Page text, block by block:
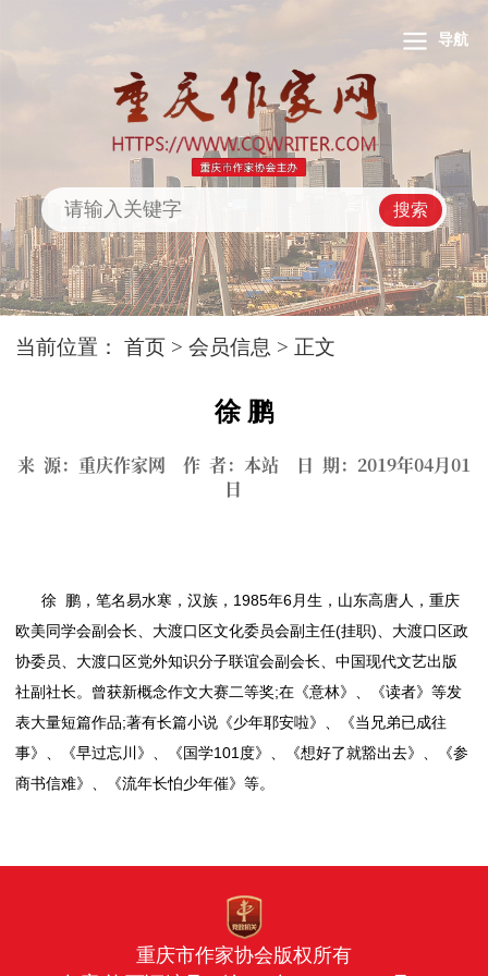
导航
搜索
当前位置：首页 >会员信息 > 正文
徐 鹏
来 源：重庆作家网 作 者：本站 日 期：2019年04月01
日
徐 鹏，笔名易水寒，汉族，1985年6月生，山东高唐人，重庆
欧美同学会副会长、大渡口区文化委员会副主任(挂职)、大渡口区政
协委员、大渡口区党外知识分子联谊会副会长、中国现代文艺出版
社副社长。曾获新概念作文大赛二等奖;在《意林》、《读者》等发
表大量短篇作品;著有长篇小说《少年耶安啦》、《当兄弟已成往
事》、《早过忘川》、《国学101度》、《想好了就豁出去》、《参
商书信难》、《流年长怕少年催》等。
重庆市作家协会版权所有